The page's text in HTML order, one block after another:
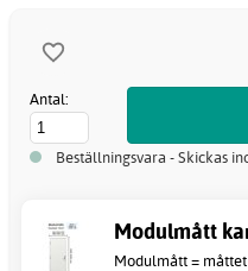
Antal:
Beställningsvara - Skickas
Modulmått
Modulmått = måttet